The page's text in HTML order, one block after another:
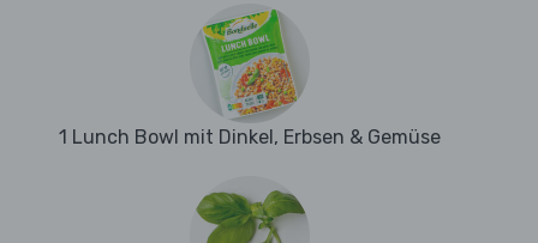
1 Lunch Bowl mit Dinkel, Erbsen & Gemüse